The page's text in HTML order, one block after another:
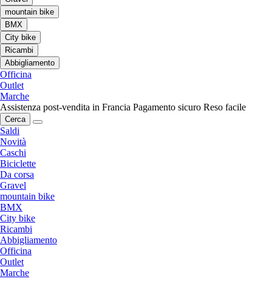
mountain bike
BMX
City bike
Ricambi
Abbigliamento
Officina
Outlet
Marche
Assistenza post-vendita in Francia Pagamento sicuro Reso facile
Cerca
Saldi
Novità
Caschi
Biciclette
Da corsa
Gravel
mountain bike
BMX
City bike
Ricambi
Abbigliamento
Officina
Outlet
Marche